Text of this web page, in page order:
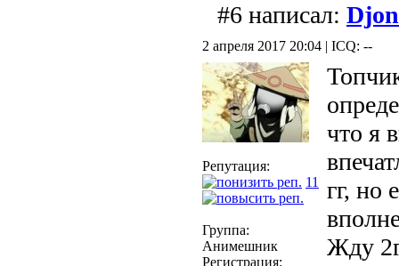
#6 написал:
2 апреля 2017 20:04 | ICQ: --
Репутация:
11
Группа:
Анимешник
Регистрация:
что я
гг, но
Жду